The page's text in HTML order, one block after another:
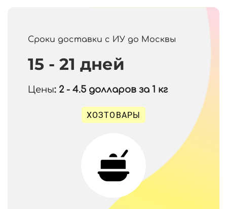
Сроки доставки с ИУ до Москвы
15 - 21 дней
Цены: 2 - 4.5 долларов за 1 кг
ХОЗТОВАРЫ